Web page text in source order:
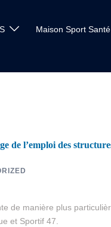
Maison Sport Santé
de l’emploi des
de manière plus
et Sportif 47.